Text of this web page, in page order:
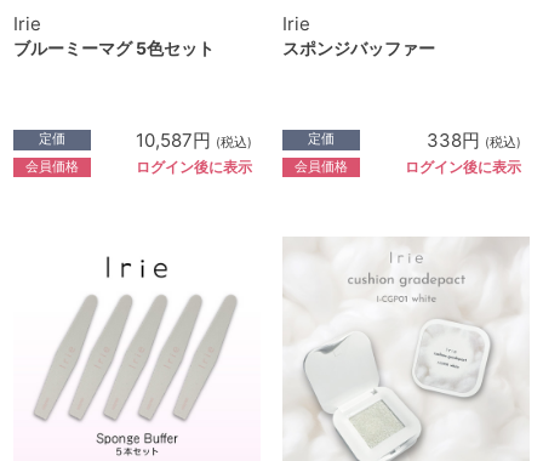
Irie
ブルーミーマグ 5色セット
定価 10,587円 (税込)
会員価格 ログイン後に表示
Irie
スポンジバッファー
定価 338円 (税込)
会員価格 ログイン後に表示